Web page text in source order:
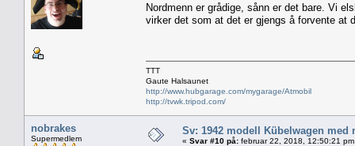
Nordmenn er grådige, sånn er det bare. Vi
virker det som at det er gjengs å forvente at
TTT
Gaute Halsaunet
http://www.hubgarage.com/mygarage/Atmobil
http://tvwk.tripod.com/
nobrakes
Supermedlem
Sv: 1942 modell Kübelwagen
« Svar #10 på: februar 22, 2018, 12:50:21